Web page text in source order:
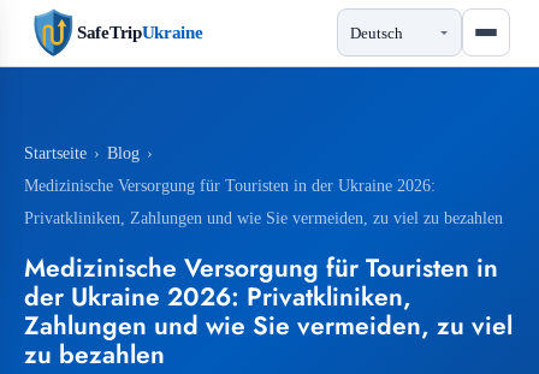
SafeTripUkraine
Startseite › Blog ›
Medizinische Versorgung für Touristen in der Ukraine 2026:
Privatkliniken, Zahlungen und wie Sie vermeiden, zu viel zu bezahlen
Medizinische Versorgung für Touristen in
der Ukraine 2026: Privatkliniken,
Zahlungen und wie Sie vermeiden, zu viel
zu bezahlen